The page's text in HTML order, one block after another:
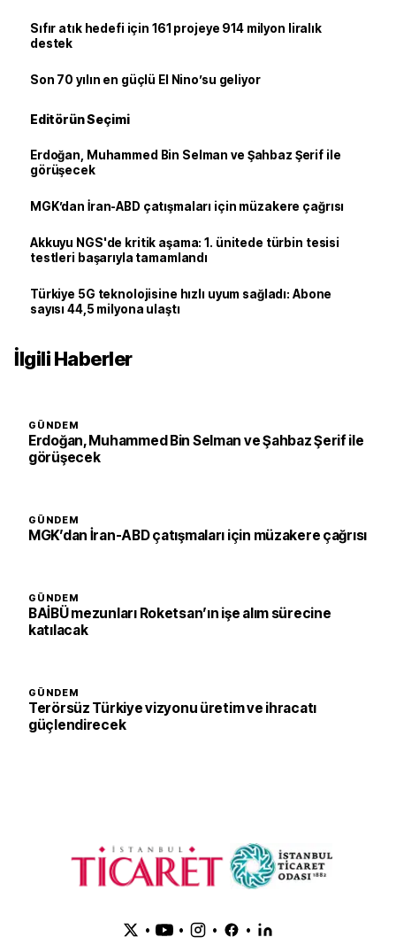
Sıfır atık hedefi için 161 projeye 914 milyon liralık
destek
Son 70 yılın en güçlü El Nino’su geliyor
Editörün Seçimi
Erdoğan, Muhammed Bin Selman ve Şahbaz Şerif ile
görüşecek
MGK’dan İran-ABD çatışmaları için müzakere çağrısı
Akkuyu NGS'de kritik aşama: 1. ünitede türbin tesisi
testleri başarıyla tamamlandı
Türkiye 5G teknolojisine hızlı uyum sağladı: Abone
sayısı 44,5 milyona ulaştı
İlgili Haberler
GÜNDEM
Erdoğan, Muhammed Bin Selman ve Şahbaz Şerif ile
görüşecek
GÜNDEM
MGK’dan İran-ABD çatışmaları için müzakere çağrısı
GÜNDEM
BAİBÜ mezunları Roketsan’ın işe alım sürecine
katılacak
GÜNDEM
Terörsüz Türkiye vizyonu üretim ve ihracatı
güçlendirecek
• • • •